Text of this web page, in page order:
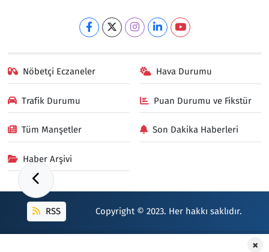
×
Nöbetçi Eczaneler Hava Durumu
Trafik Durumu Puan Durumu ve Fikstür
Tüm Manşetler Son Dakika Haberleri
Haber Arşivi
RSS Copyright © 2023. Her hakkı saklıdır.